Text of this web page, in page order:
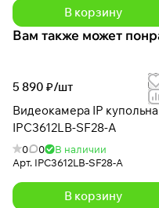
В корзину
Вам также может
5 890 ₽/шт
Видеокамера IP
IPC3612LB-SF28-A
0 0
В наличии
Арт. IPC3612LB-SF28-A
В корзину